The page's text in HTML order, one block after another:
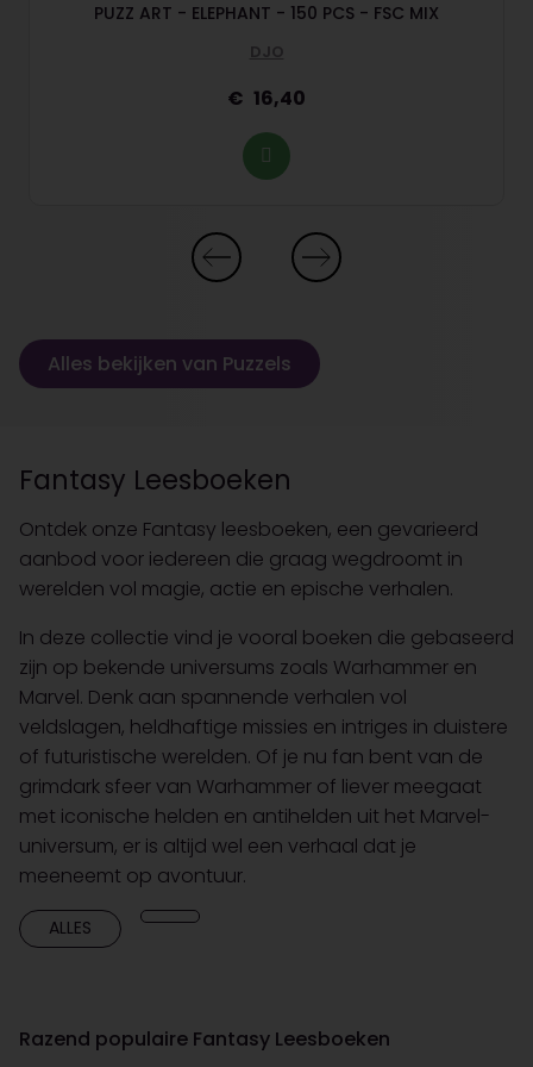
PUZZ ART - ELEPHANT - 150 PCS - FSC MIX
DJO
16,40
Alles bekijken van Puzzels
Fantasy Leesboeken
Ontdek onze Fantasy leesboeken, een gevarieerd
aanbod voor iedereen die graag wegdroomt in
werelden vol magie, actie en epische verhalen.
In deze collectie vind je vooral boeken die gebaseerd
zijn op bekende universums zoals Warhammer en
Marvel. Denk aan spannende verhalen vol
veldslagen, heldhaftige missies en intriges in duistere
of futuristische werelden. Of je nu fan bent van de
grimdark sfeer van Warhammer of liever meegaat
met iconische helden en antihelden uit het Marvel-
universum, er is altijd wel een verhaal dat je
meeneemt op avontuur.
ALLES
Razend populaire Fantasy Leesboeken